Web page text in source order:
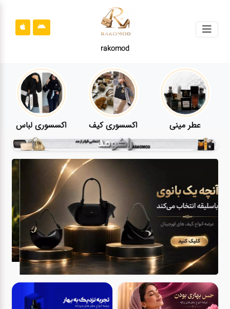
rakomod
محصولات
قوانین
سایت
درباره
بلاگ
محصولات
کیف
زنانه
کیف
کودکانه
عطر مینی اکسسوری کیف اکسسوری لباس